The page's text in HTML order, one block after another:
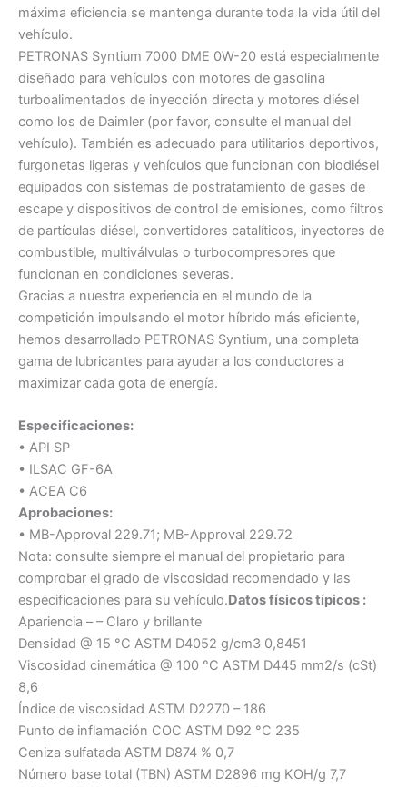
máxima eficiencia se mantenga durante toda la vida útil del
vehículo.
PETRONAS Syntium 7000 DME 0W-20 está especialmente
diseñado para vehículos con motores de gasolina
turboalimentados de inyección directa y motores diésel
como los de Daimler (por favor, consulte el manual del
vehículo). También es adecuado para utilitarios deportivos,
furgonetas ligeras y vehículos que funcionan con biodiésel
equipados con sistemas de postratamiento de gases de
escape y dispositivos de control de emisiones, como filtros
de partículas diésel, convertidores catalíticos, inyectores de
combustible, multiválvulas o turbocompresores que
funcionan en condiciones severas.
Gracias a nuestra experiencia en el mundo de la
competición impulsando el motor híbrido más eficiente,
hemos desarrollado PETRONAS Syntium, una completa
gama de lubricantes para ayudar a los conductores a
maximizar cada gota de energía.
Especificaciones:
• API SP
• ILSAC GF-6A
• ACEA C6
Aprobaciones:
• MB-Approval 229.71; MB-Approval 229.72
Nota: consulte siempre el manual del propietario para
comprobar el grado de viscosidad recomendado y las
especificaciones para su vehículo.Datos físicos típicos :
Apariencia – – Claro y brillante
Densidad @ 15 °C ASTM D4052 g/cm3 0,8451
Viscosidad cinemática @ 100 °C ASTM D445 mm2/s (cSt)
8,6
Índice de viscosidad ASTM D2270 – 186
Punto de inflamación COC ASTM D92 °C 235
Ceniza sulfatada ASTM D874 % 0,7
Número base total (TBN) ASTM D2896 mg KOH/g 7,7